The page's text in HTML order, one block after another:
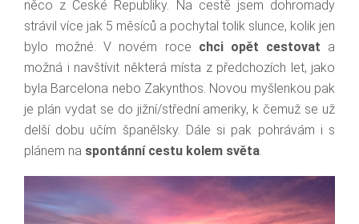
něco z České Republiky. Na cestě jsem dohromady
strávil více jak 5 měsíců a pochytal tolik slunce, kolik jen
bylo možné. V novém roce chci opět cestovat a
možná i navštívit některá místa z předchozích let, jako
byla Barcelona nebo Zakynthos. Novou myšlenkou pak
je plán vydat se do jižní/střední ameriky, k čemuž se už
delší dobu učím španělsky. Dále si pak pohrávám i s
plánem na spontánní cestu kolem světa.